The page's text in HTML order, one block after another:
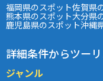
福岡県のスポット佐賀県
熊本県のスポット大分県
鹿児島県のスポット沖縄
詳細条件からツー
ジャンル